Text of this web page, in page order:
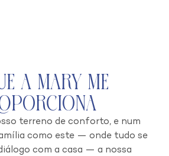
a Mary Me
terreno de conforto, e num
como este — onde tudo se
com a casa — a nossa